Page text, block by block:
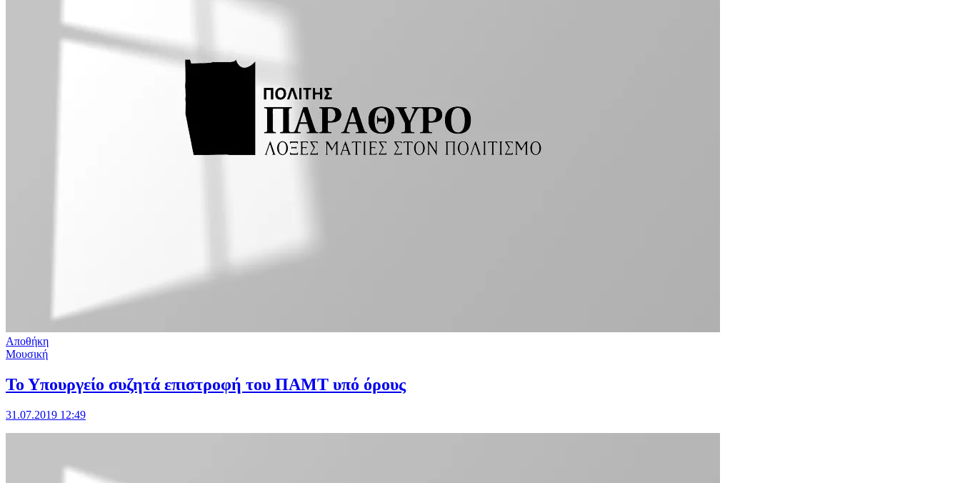
Αποθήκη
Μουσική
Το Υπουργείο συζητά επιστροφή του ΠΑΜΤ υπό όρους
31.07.2019 12:49